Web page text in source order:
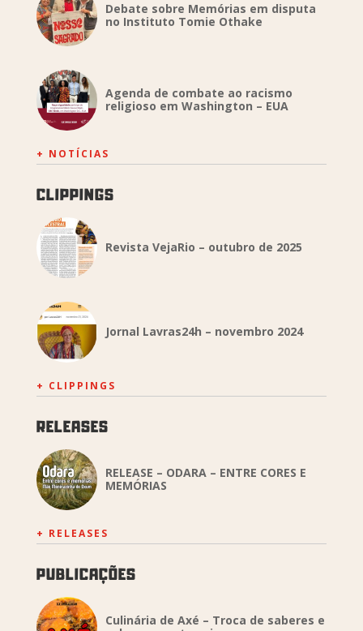
Debate sobre Memórias em disputa
no Instituto Tomie Othake
Agenda de combate ao racismo
religioso em Washington – EUA
+ NOTÍCIAS
CLIPPINGS
Revista VejaRio – outubro de 2025
Jornal Lavras24h – novembro 2024
+ CLIPPINGS
RELEASES
RELEASE – ODARA – ENTRE CORES E
MEMÓRIAS
+ RELEASES
PUBLICAÇÕES
Culinária de Axé – Troca de saberes e